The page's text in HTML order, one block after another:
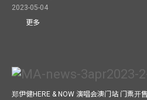
2023-05-04
更多
郑伊健HERE & NOW 演唱会澳门站 门票开